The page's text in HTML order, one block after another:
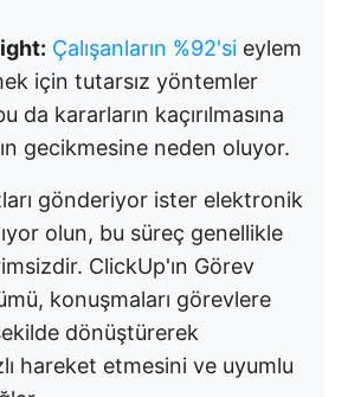
Çalışanların %92'si eylem
için tutarsız yöntemler
da kararların kaçırılmasına
gecikmesine neden oluyor.
gönderiyor ister elektronik
olun, bu süreç genellikle
ClickUp'ın Görev
konuşmaları görevlere
dönüştürerek
hareket etmesini ve uyumlu